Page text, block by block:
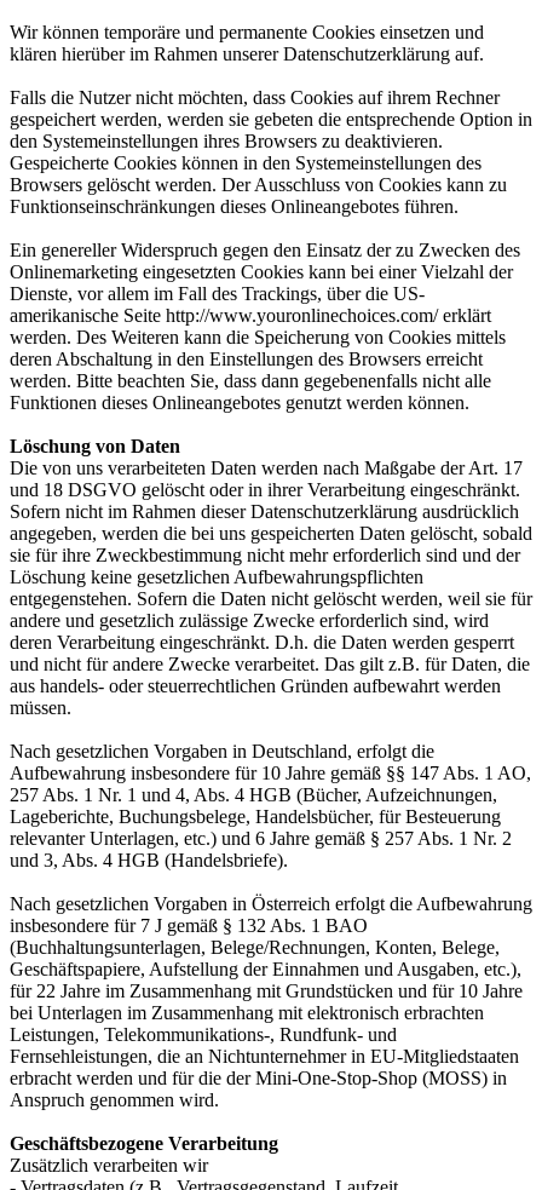
Wir können temporäre und permanente Cookies einsetzen und
klären hierüber im Rahmen unserer Datenschutzerklärung auf.
Falls die Nutzer nicht möchten, dass Cookies auf ihrem Rechner
gespeichert werden, werden sie gebeten die entsprechende Option in
den Systemeinstellungen ihres Browsers zu deaktivieren.
Gespeicherte Cookies können in den Systemeinstellungen des
Browsers gelöscht werden. Der Ausschluss von Cookies kann zu
Funktionseinschränkungen dieses Onlineangebotes führen.
Ein genereller Widerspruch gegen den Einsatz der zu Zwecken des
Onlinemarketing eingesetzten Cookies kann bei einer Vielzahl der
Dienste, vor allem im Fall des Trackings, über die US-
amerikanische Seite http://www.youronlinechoices.com/ erklärt
werden. Des Weiteren kann die Speicherung von Cookies mittels
deren Abschaltung in den Einstellungen des Browsers erreicht
werden. Bitte beachten Sie, dass dann gegebenenfalls nicht alle
Funktionen dieses Onlineangebotes genutzt werden können.
Löschung von Daten
Die von uns verarbeiteten Daten werden nach Maßgabe der Art. 17
und 18 DSGVO gelöscht oder in ihrer Verarbeitung eingeschränkt.
Sofern nicht im Rahmen dieser Datenschutzerklärung ausdrücklich
angegeben, werden die bei uns gespeicherten Daten gelöscht, sobald
sie für ihre Zweckbestimmung nicht mehr erforderlich sind und der
Löschung keine gesetzlichen Aufbewahrungspflichten
entgegenstehen. Sofern die Daten nicht gelöscht werden, weil sie für
andere und gesetzlich zulässige Zwecke erforderlich sind, wird
deren Verarbeitung eingeschränkt. D.h. die Daten werden gesperrt
und nicht für andere Zwecke verarbeitet. Das gilt z.B. für Daten, die
aus handels- oder steuerrechtlichen Gründen aufbewahrt werden
müssen.
Nach gesetzlichen Vorgaben in Deutschland, erfolgt die
Aufbewahrung insbesondere für 10 Jahre gemäß §§ 147 Abs. 1 AO,
257 Abs. 1 Nr. 1 und 4, Abs. 4 HGB (Bücher, Aufzeichnungen,
Lageberichte, Buchungsbelege, Handelsbücher, für Besteuerung
relevanter Unterlagen, etc.) und 6 Jahre gemäß § 257 Abs. 1 Nr. 2
und 3, Abs. 4 HGB (Handelsbriefe).
Nach gesetzlichen Vorgaben in Österreich erfolgt die Aufbewahrung
insbesondere für 7 J gemäß § 132 Abs. 1 BAO
(Buchhaltungsunterlagen, Belege/Rechnungen, Konten, Belege,
Geschäftspapiere, Aufstellung der Einnahmen und Ausgaben, etc.),
für 22 Jahre im Zusammenhang mit Grundstücken und für 10 Jahre
bei Unterlagen im Zusammenhang mit elektronisch erbrachten
Leistungen, Telekommunikations-, Rundfunk- und
Fernsehleistungen, die an Nichtunternehmer in EU-Mitgliedstaaten
erbracht werden und für die der Mini-One-Stop-Shop (MOSS) in
Anspruch genommen wird.
Geschäftsbezogene Verarbeitung
Zusätzlich verarbeiten wir